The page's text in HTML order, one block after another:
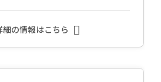
細の情報はこちら